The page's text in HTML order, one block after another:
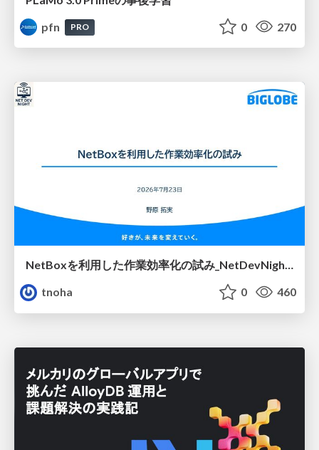
pfn
PRO 0 270
NetBoxを利用した作業効率化の試み_NetDevNight4
tnoha
0 460